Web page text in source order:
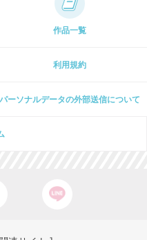
作品一覧
利用規約
パーソナルデータの外部送信について